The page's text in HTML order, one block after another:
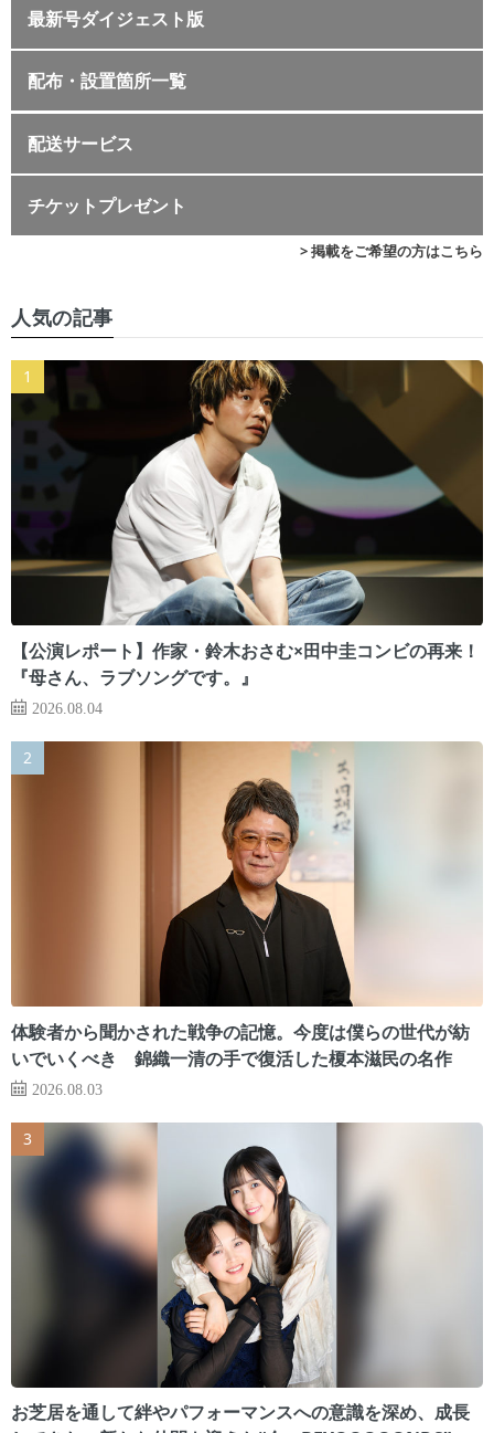
最新号ダイジェスト版
配布・設置箇所一覧
配送サービス
チケットプレゼント
> 掲載をご希望の方はこちら
人気の記事
【公演レポート】作家・鈴木おさむ×田中圭コンビの再来！
『母さん、ラブソングです。』
2026.08.04
体験者から聞かされた戦争の記憶。今度は僕らの世代が紡
いでいくべき 錦織一清の手で復活した榎本滋民の名作
2026.08.03
お芝居を通して絆やパフォーマンスへの意識を深め、成長